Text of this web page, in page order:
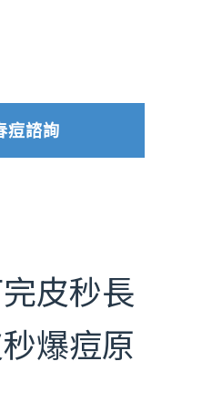
痘諮詢
皮秒長
爆痘原